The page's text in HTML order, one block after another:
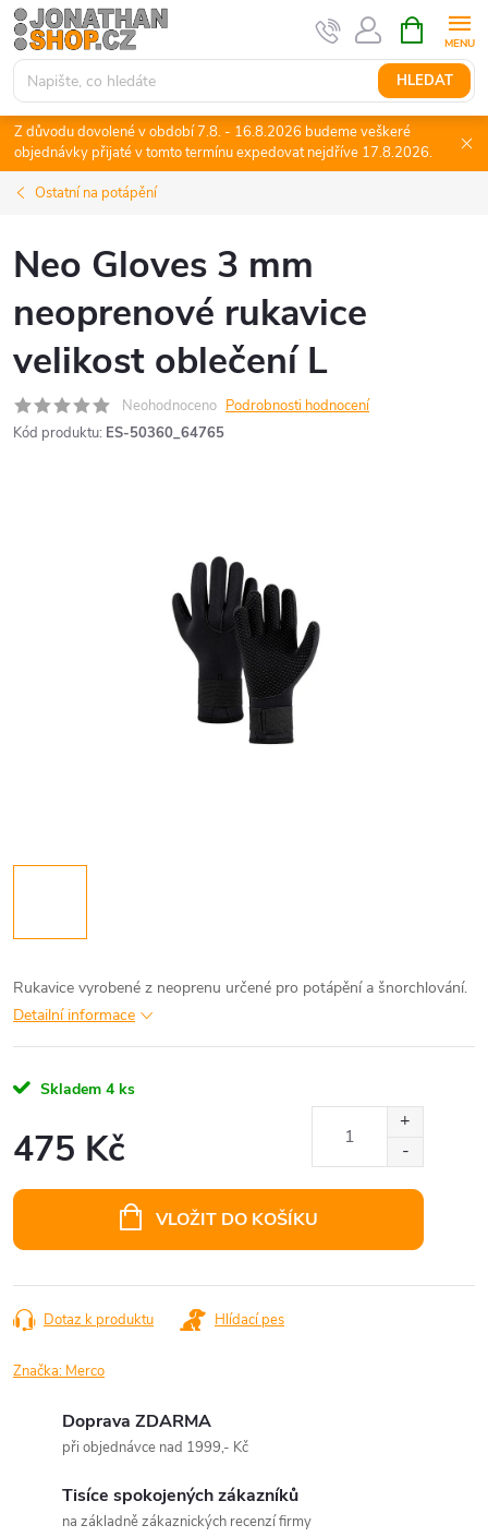
Přejít
na
obsah
HLEDAT
NÁKUPNÍ
KOŠÍK
Z důvodu dovolené v období 7.8. - 16.8.2026 budeme veškeré
objednávky přijaté v tomto termínu expedovat nejdříve 17.8.2026.
Ostatní na potápění
Neo Gloves 3 mm
neoprenové rukavice
velikost oblečení L
Neohodnoceno Podrobnosti hodnocení
Kód produktu: ES-50360_64765
Rukavice vyrobené z neoprenu určené pro potápění a šnorchlování.
Detailní informace
Skladem 4 ks
475 Kč
VLOŽIT DO KOŠÍKU
Dotaz k produktu Hlídací pes
Značka: Merco
Doprava ZDARMA
při objednávce nad 1999,- Kč
Tisíce spokojených zákazníků
na základně zákaznických recenzí firmy